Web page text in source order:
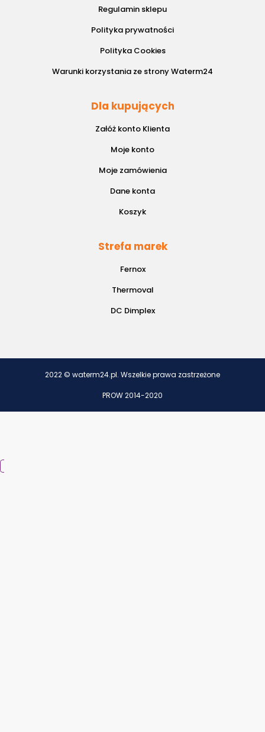
Regulamin sklepu
Polityka prywatności
Polityka Cookies
Warunki korzystania ze strony Waterm24
Dla kupujących
Załóż konto Klienta
Moje konto
Moje zamówienia
Dane konta
Koszyk
Strefa marek
Fernox
Thermoval
DC Dimplex
2022 © waterm24.pl. Wszelkie prawa zastrzeżone
PROW 2014-2020